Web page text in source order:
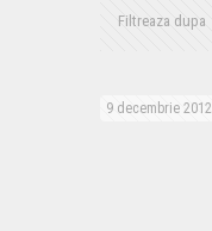
Filtreaza dupa
9 decembrie 2012